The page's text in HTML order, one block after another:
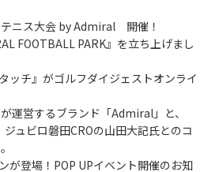
ニス大会 by Admiral 開催！
FOOTBALL PARK』を立ち上げまし
チ』がゴルフダイジェストオンライ
運営するブランド「Admiral」と、
ュビロ磐田CROの山田大記氏とのコ
登場！POP UPイベント開催のお知